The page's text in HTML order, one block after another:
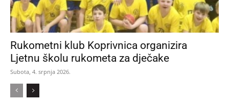
Rukometni klub Koprivnica organizira
Ljetnu školu rukometa za dječake
Subota, 4. srpnja 2026.